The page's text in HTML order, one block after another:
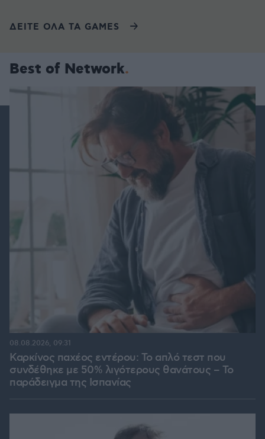
ΔΕΙΤΕ ΟΛΑ ΤΑ GAMES
Best of Network
Καρκίνος παχέος εντέρου: Το απλό τεστ που
συνδέθηκε με 50% λιγότερους θανάτους – Το
παράδειγμα της Ισπανίας
08.08.2026, 09:31